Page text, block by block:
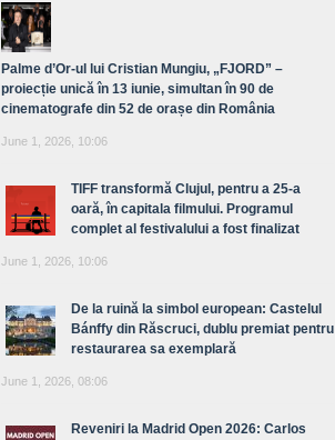
Palme d’Or-ul lui Cristian Mungiu, „FJORD” –
proiecție unică în 13 iunie, simultan în 90 de
cinematografe din 52 de orașe din România
June 1, 2026, 10:06
TIFF transformă Clujul, pentru a 25-a
oară, în capitala filmului. Programul
complet al festivalului a fost finalizat
June 1, 2026, 10:06
De la ruină la simbol european: Castelul
Bánffy din Răscruci, dublu premiat pentru
restaurarea sa exemplară
June 1, 2026, 08:06
Reveniri la Madrid Open 2026: Carlos